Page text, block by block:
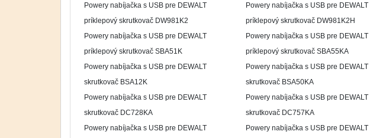
Powery nabíjačka s USB pre DEWALT
príklepový skrutkovač DW981K2
Powery nabíjačka s USB pre DEWALT
príklepový skrutkovač DW981K2H
Powery nabíjačka s USB pre DEWALT
príklepový skrutkovač SBA51K
Powery nabíjačka s USB pre DEWALT
príklepový skrutkovač SBA55KA
Powery nabíjačka s USB pre DEWALT
skrutkovač BSA12K
Powery nabíjačka s USB pre DEWALT
skrutkovač BSA50KA
Powery nabíjačka s USB pre DEWALT
skrutkovač DC728KA
Powery nabíjačka s USB pre DEWALT
skrutkovač DC757KA
Powery nabíjačka s USB pre DEWALT
Powery nabíjačka s USB pre DEWALT